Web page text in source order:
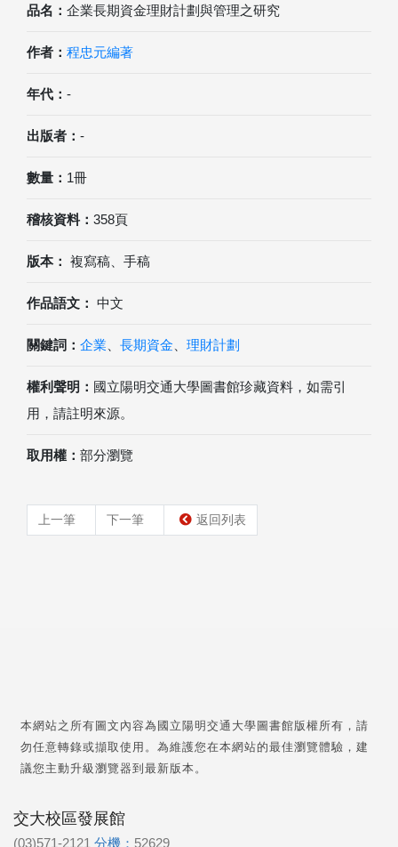
品名： 企業長期資金理財計劃與管理之研究
作者： 程忠元編著
年代： -
出版者： -
數量： 1冊
稽核資料： 358頁
版本： 複寫稿、手稿
作品語文： 中文
關鍵詞： 企業 長期資金 理財計劃
權利聲明： 國立陽明交通大學圖書館珍藏資料，如需引
用，請註明來源。
取用權： 部分瀏覽
上一筆 下一筆 返回列表
本網站之所有圖文內容為國立陽明交通大學圖書館版權所有，請
勿任意轉錄或擷取使用。為維護您在本網站的最佳瀏覽體驗，建
議您主動升級瀏覽器到最新版本。
交大校區發展館
(03)571-2121 分機： 52629